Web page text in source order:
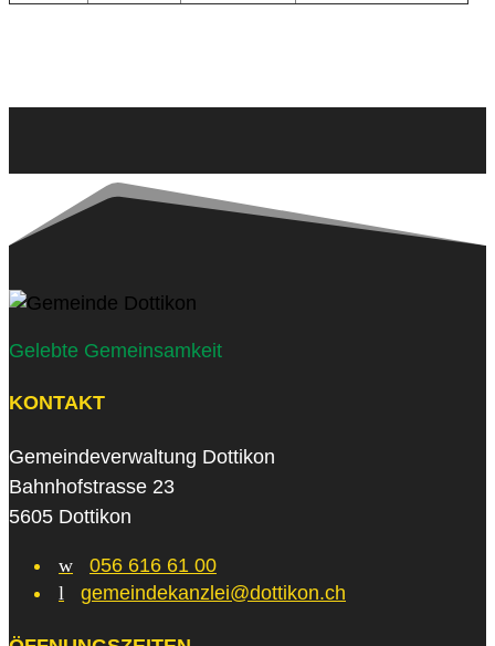
Gelebte Gemeinsamkeit
KONTAKT
Gemeindeverwaltung Dottikon
Bahnhofstrasse 23
5605 Dottikon
w
056 616 61 00
l
gemeindekanzlei@dottikon.ch